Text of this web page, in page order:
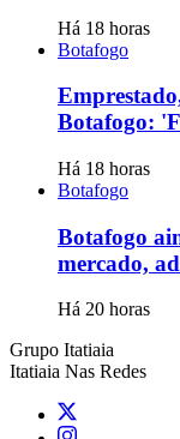
Há 18 horas
Botafogo
Botafogo:
Há 18 horas
Botafogo
Botafogo
mercado,
Há 20 horas
Grupo Itatiaia
Itatiaia Nas Redes